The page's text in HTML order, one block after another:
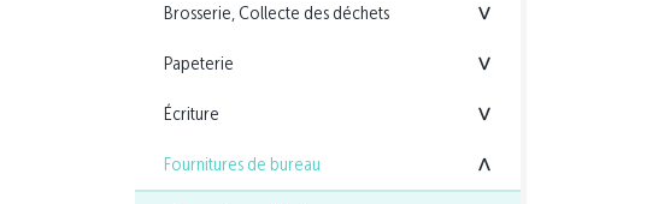
Brosserie, Collecte des déchets <
Papeterie <
Écriture <
Fournitures de bureau <